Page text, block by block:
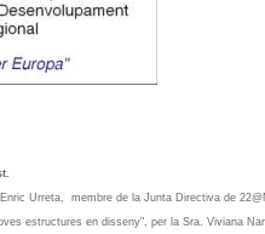
Enric Urreta, membre de la Junta Directiva de
estructures en disseny", per la Sra. Viviana